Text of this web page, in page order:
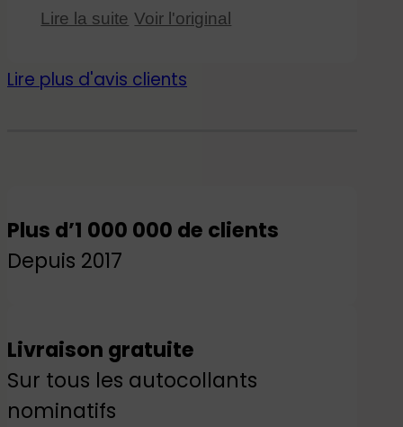
appliquer sur le mur et ont
s'amuse beaucoup avec sa
Lire la suite Voir l'original
Lire plus d'avis clients
Plus d’1 000 000 de clients
Depuis 2017
Livraison gratuite
Sur tous les autocollants
nominatifs